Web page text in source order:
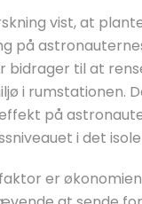
vist, at
på
bidrager til at
i rumstationen.
på
i det
er